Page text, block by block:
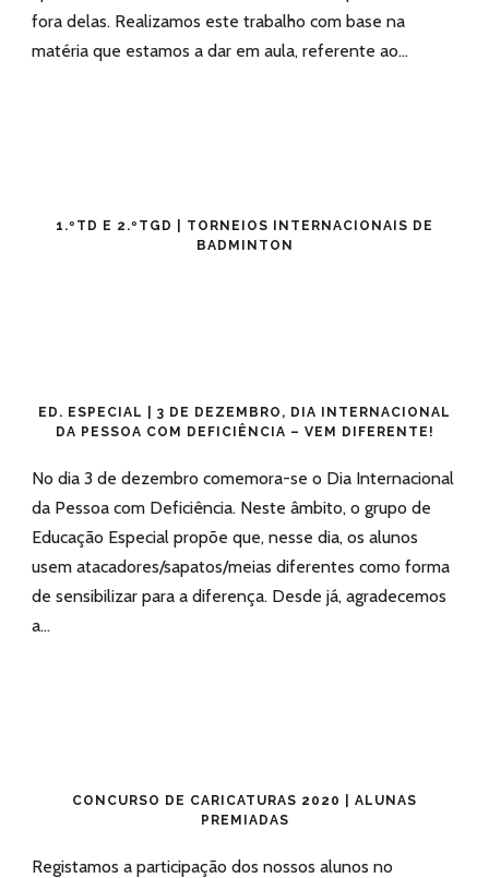
fora delas. Realizamos este trabalho com base na
matéria que estamos a dar em aula, referente ao...
1.ºTD E 2.ºTGD | TORNEIOS INTERNACIONAIS DE
BADMINTON
ED. ESPECIAL | 3 DE DEZEMBRO, DIA INTERNACIONAL
DA PESSOA COM DEFICIÊNCIA – VEM DIFERENTE!
No dia 3 de dezembro comemora-se o Dia Internacional
da Pessoa com Deficiência. Neste âmbito, o grupo de
Educação Especial propõe que, nesse dia, os alunos
usem atacadores/sapatos/meias diferentes como forma
de sensibilizar para a diferença. Desde já, agradecemos
a...
CONCURSO DE CARICATURAS 2020 | ALUNAS
PREMIADAS
Registamos a participação dos nossos alunos no